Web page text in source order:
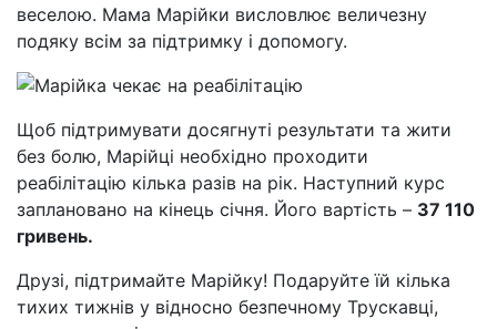
веселою. Мама Марійки висловлює величезну
подяку всім за підтримку і допомогу.
Щоб підтримувати досягнуті результати та жити
без болю, Марійці необхідно проходити
реабілітацію кілька разів на рік. Наступний курс
заплановано на кінець січня. Його вартість – 37 110
гривень.
Друзі, підтримайте Марійку! Подаруйте їй кілька
тихих тижнів у відносно безпечному Трускавці,